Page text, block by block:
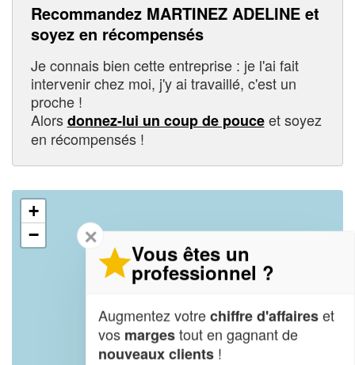
Recommandez MARTINEZ ADELINE et
soyez en récompensés
Je connais bien cette entreprise : je l'ai fait
intervenir chez moi, j'y ai travaillé, c'est un
proche !
Alorsdonnez-lui un coup de pouceet soyez
en récompensés !
+
−
✕
Vous êtes un
professionnel ?
Augmentez votrechiffre d'affaireset
vos margestout en gagnant de
nouveaux clients !